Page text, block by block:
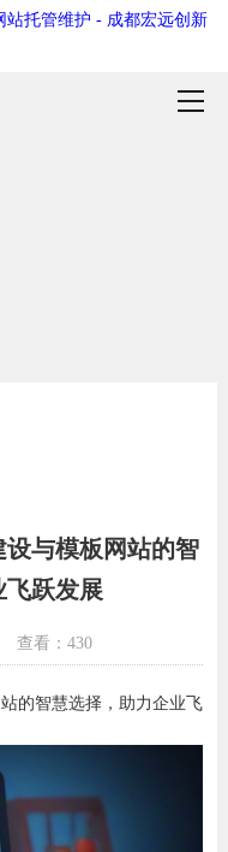
与模板网站的智
飞跃发展
查看：430
的智慧选择，助力企业飞